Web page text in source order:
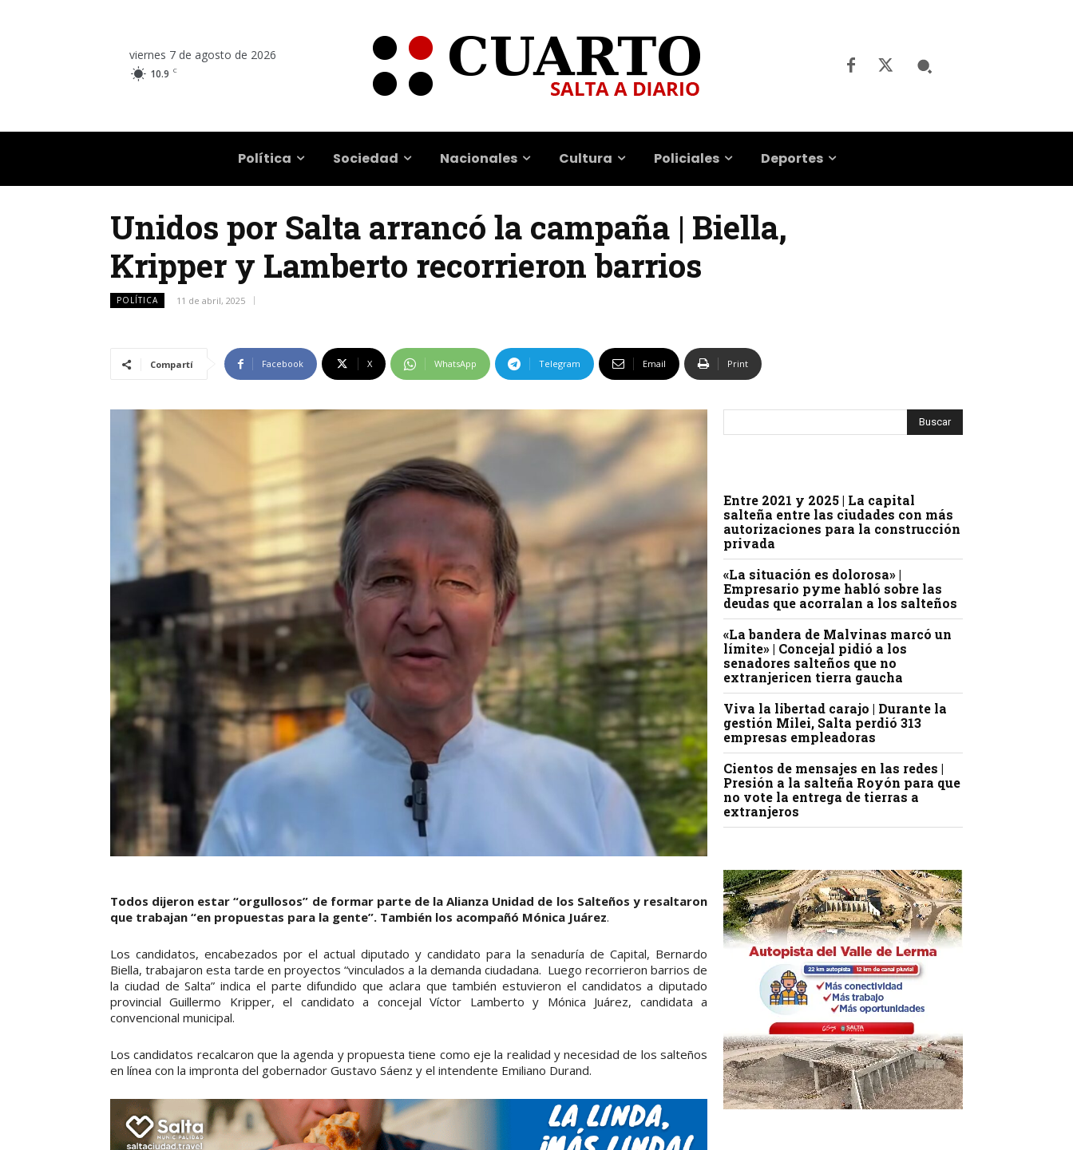
viernes 7 de agosto de 2026
10.9 C
Política Sociedad Nacionales Cultura Policiales Deportes
Unidos por Salta arrancó la campaña | Biella,
Kripper y Lamberto recorrieron barrios
POLÍTICA 11 de abril, 2025
Compartí Facebook X WhatsApp Telegram Email Print
Todos dijeron estar “orgullosos” de formar parte de la Alianza Unidad de los Salteños y resaltaron
que trabajan “en propuestas para la gente”. También los acompañó Mónica Juárez.
Los candidatos, encabezados por el actual diputado y candidato para la senaduría de Capital, Bernardo
Biella, trabajaron esta tarde en proyectos “vinculados a la demanda ciudadana. Luego recorrieron barrios de
la ciudad de Salta” indica el parte difundido que aclara que también estuvieron el candidatos a diputado
provincial Guillermo Kripper, el candidato a concejal Víctor Lamberto y Mónica Juárez, candidata a
convencional municipal.
Los candidatos recalcaron que la agenda y propuesta tiene como eje la realidad y necesidad de los salteños
en línea con la impronta del gobernador Gustavo Sáenz y el intendente Emiliano Durand.
Entre 2021 y 2025 | La capital
salteña entre las ciudades con más
autorizaciones para la construcción
privada
«La situación es dolorosa» |
Empresario pyme habló sobre las
deudas que acorralan a los salteños
«La bandera de Malvinas marcó un
límite» | Concejal pidió a los
senadores salteños que no
extranjericen tierra gaucha
Viva la libertad carajo | Durante la
gestión Milei, Salta perdió 313
empresas empleadoras
Cientos de mensajes en las redes |
Presión a la salteña Royón para que
no vote la entrega de tierras a
extranjeros